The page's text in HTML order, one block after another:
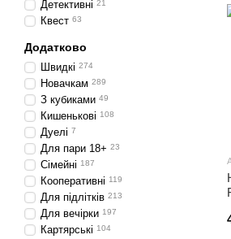
Детективні 21
Квест 63
Додатково
Швидкі 274
Новачкам 289
З кубиками 49
Кишенькові 108
Дуелі 7
Для пари 18+ 23
Сімейні 187
Кооперативні 119
Для підлітків 213
Для вечірки 197
Картярські 104